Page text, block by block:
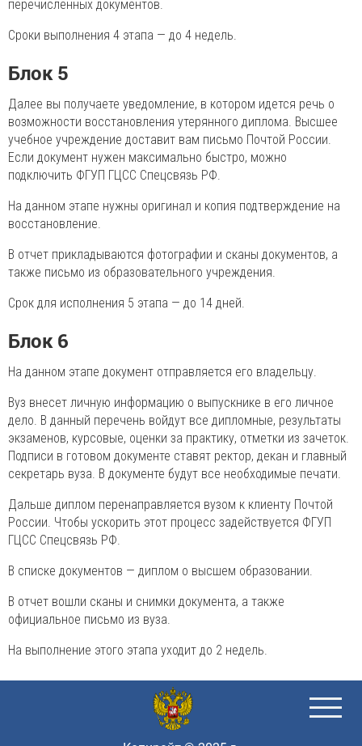
перечисленных документов.
Сроки выполнения 4 этапа — до 4 недель.
Блок 5
Далее вы получаете уведомление, в котором идется речь о
возможности восстановления утерянного диплома. Высшее
учебное учреждение доставит вам письмо Почтой России.
Если документ нужен максимально быстро, можно
подключить ФГУП ГЦСС Спецсвязь РФ.
На данном этапе нужны оригинал и копия подтверждение на
восстановление.
В отчет прикладываются фотографии и сканы документов, а
также письмо из образовательного учреждения.
Срок для исполнения 5 этапа — до 14 дней.
Блок 6
На данном этапе документ отправляется его владельцу.
Вуз внесет личную информацию о выпускнике в его личное
дело. В данный перечень войдут все дипломные, результаты
экзаменов, курсовые, оценки за практику, отметки из зачеток.
Подписи в готовом документе ставят ректор, декан и главный
секретарь вуза. В документе будут все необходимые печати.
Дальше диплом перенаправляется вузом к клиенту Почтой
России. Чтобы ускорить этот процесс задействуется ФГУП
ГЦСС Спецсвязь РФ.
В списке документов — диплом о высшем образовании.
В отчет вошли сканы и снимки документа, а также
официальное письмо из вуза.
На выполнение этого этапа уходит до 2 недель.